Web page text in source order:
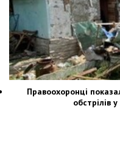
Правоохоронці
обстрілів